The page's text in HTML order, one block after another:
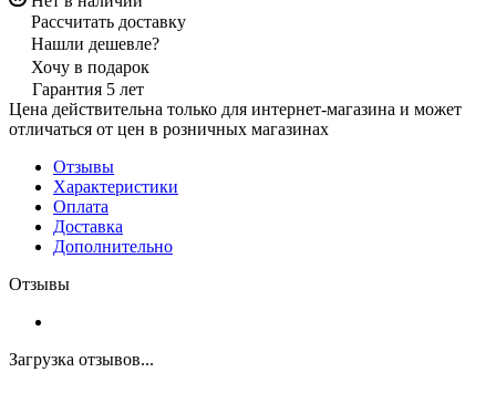
Рассчитать доставку
Нашли дешевле?
Хочу в подарок
Гарантия 5 лет
Цена действительна только для интернет-магазина и может
отличаться от цен в розничных магазинах
Отзывы
Характеристики
Оплата
Доставка
Дополнительно
Отзывы
Загрузка отзывов...